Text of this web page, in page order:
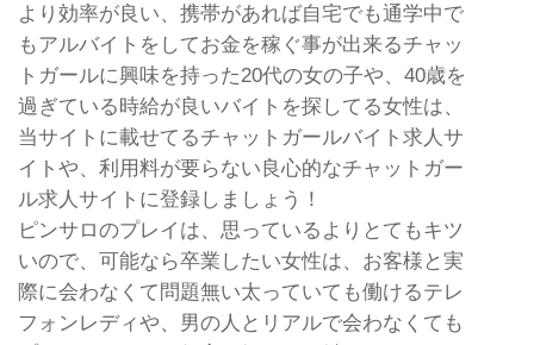
より効率が良い、携帯があれば自宅でも通学中で
もアルバイトをしてお金を稼ぐ事が出来るチャッ
トガールに興味を持った20代の女の子や、40歳を
過ぎている時給が良いバイトを探してる女性は、
当サイトに載せてるチャットガールバイト求人サ
イトや、利用料が要らない良心的なチャットガー
ル求人サイトに登録しましょう！
ピンサロのプレイは、思っているよりとてもキツ
いので、可能なら卒業したい女性は、お客様と実
際に会わなくて問題無い太っていても働けるテレ
フォンレディや、男の人とリアルで会わなくても